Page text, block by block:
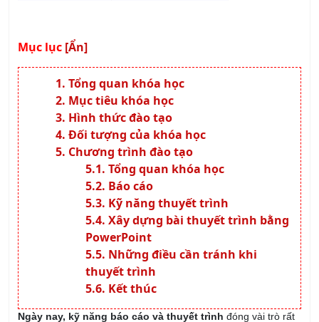
Tổng quan khóa học
Mục tiêu khóa học
Hình thức đào tạo
Đối tượng của khóa học
Chương trình đào tạo
Tổng quan khóa học
Báo cáo
Kỹ năng thuyết trình
Xây dựng bài thuyết trình bằng
PowerPoint
Những điều cần tránh khi
thuyết trình
Kết thúc
Ngày nay, kỹ năng báo cáo và thuyết trình
quan trọng dù bạn đang làm việc trong lĩnh vực nào. Khả năng
trình bày thông tin một cách rõ ràng, logic và thu hút người